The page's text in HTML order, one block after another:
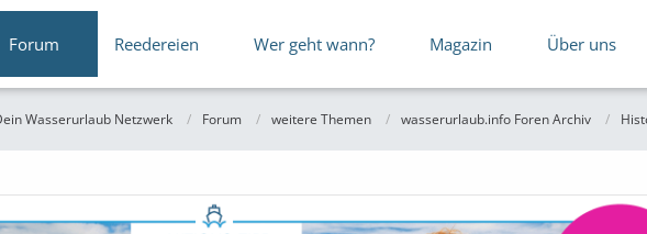
Forum Reedereien Wer geht wann? Magazin Über uns
Wasserurlaub Netzwerk Forum weitere Themen wasserurlaub.info Foren Archiv